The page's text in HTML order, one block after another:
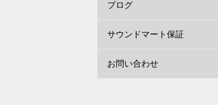
ブログ
サウンドマート保証
お問い合わせ